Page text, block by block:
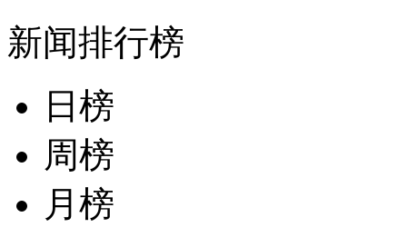
新闻排行榜
日榜
周榜
月榜